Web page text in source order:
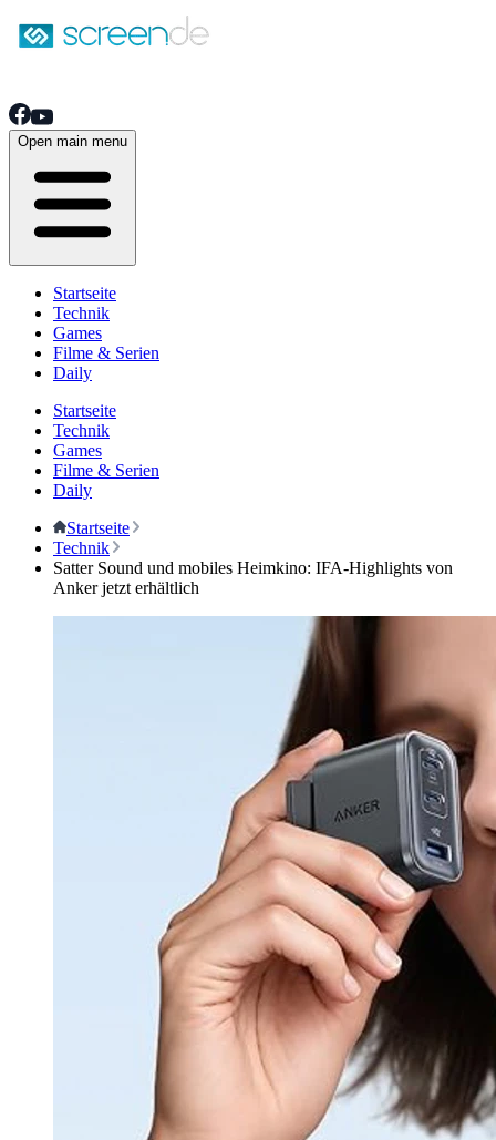
Open main menu
Startseite
Technik
Games
Filme & Serien
Daily
Startseite
Technik
Games
Filme & Serien
Daily
Startseite
Technik
Satter Sound und mobiles Heimkino: IFA-Highlights von
Anker jetzt erhältlich